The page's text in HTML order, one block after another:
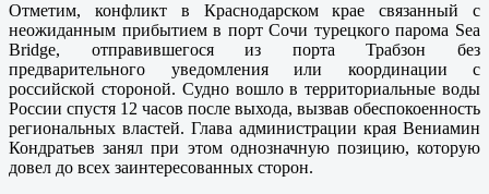
Отметим, конфликт в Краснодарском крае связанный с
неожиданным прибытием в порт Сочи турецкого парома Sea
Bridge, отправившегося из порта Трабзон без
предварительного уведомления или координации с
российской стороной. Судно вошло в территориальные воды
России спустя 12 часов после выхода, вызвав обеспокоенность
региональных властей. Глава администрации края Вениамин
Кондратьев занял при этом однозначную позицию, которую
довел до всех заинтересованных сторон.